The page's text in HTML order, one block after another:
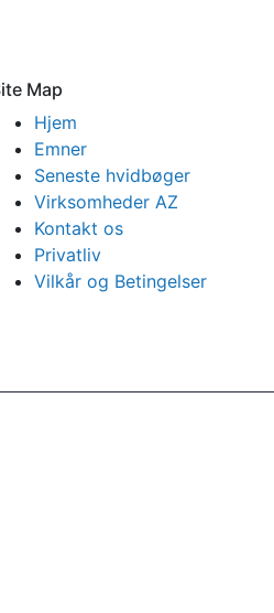
Map
Hjem
Emner
Seneste hvidbøger
Virksomheder AZ
Kontakt os
Privatliv
Vilkår og Betingelser